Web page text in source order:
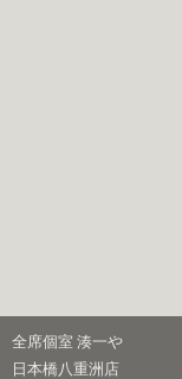
全席個室 湊一や
日本橋八重洲店